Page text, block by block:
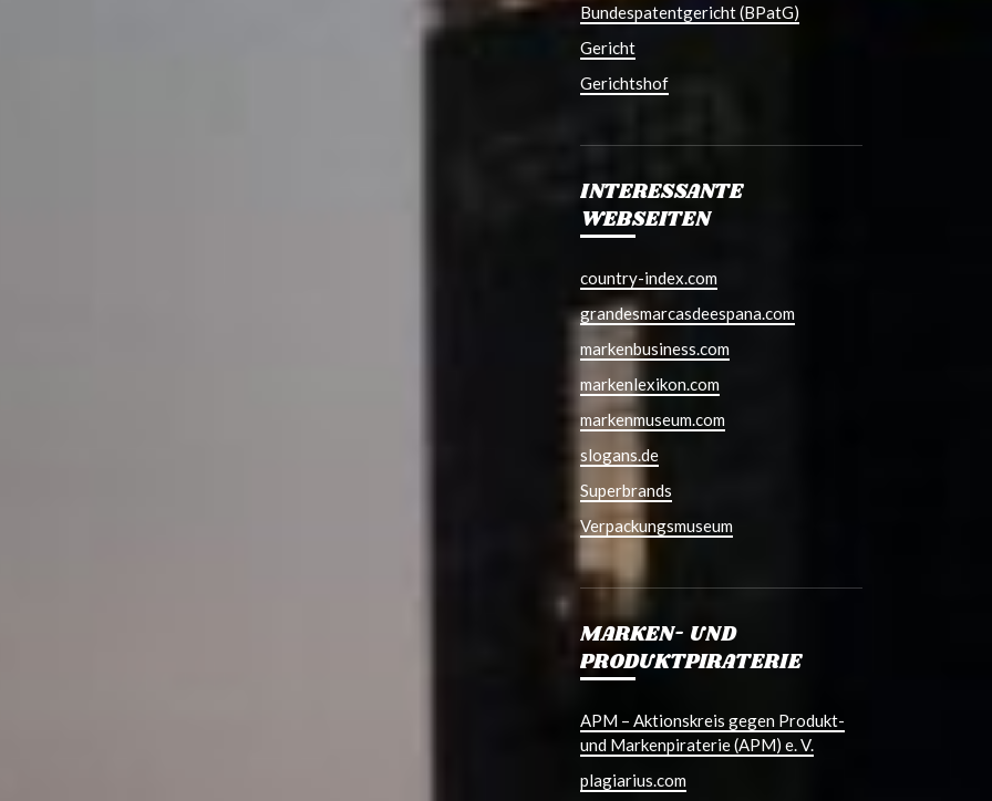
Bundespatentgericht (BPatG)
Gericht
Gerichtshof
INTERESSANTE
WEBSEITEN
country-index.com
grandesmarcasdeespana.com
markenbusiness.com
markenlexikon.com
markenmuseum.com
slogans.de
Superbrands
Verpackungsmuseum
MARKEN- UND
PRODUKTPIRATERIE
APM – Aktionskreis gegen Produkt-
und Markenpiraterie (APM) e. V.
plagiarius.com